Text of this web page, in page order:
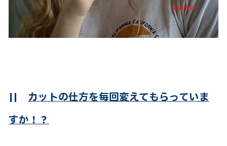
|| カットの仕方を毎回変えてもらっていま
すか！？